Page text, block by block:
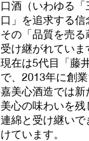
口酒（いわゆる
口」を追求する信
その「品質を売
受け継がれていま
現在は5代目「藤
で、2013年に創
嘉美心酒造では
美心の味わいを
連綿と受け継い
けています。